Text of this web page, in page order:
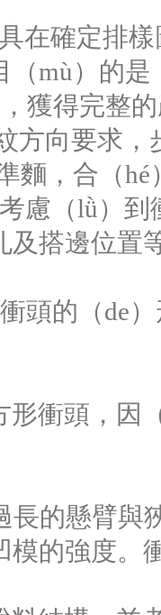
在確定排
（mù）的
獲得完整
方向要求
麵，合（
慮（lǜ）
及搭邊位置
頭的（de
形衝頭，因
長的懸臂與
模的強度。